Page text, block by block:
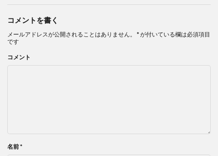
コメントを書く
メールアドレスが公開されることはありません。 *が付いている欄は必須項目
です
コメント
名前*